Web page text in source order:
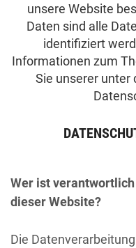
unsere Website
Daten sind alle
identifiziert
Informationen zum
Sie unserer unter
Wer ist
dieser Website?
Die